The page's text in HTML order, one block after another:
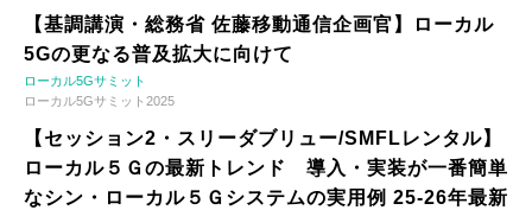
【基調講演・総務省 佐藤移動通信企画官】ローカル
5Gの更なる普及拡大に向けて
ローカル5Gサミット
ローカル5Gサミット2025
【セッション2・スリーダブリュー/SMFLレンタル】
ローカル５Ｇの最新トレンド 導入・実装が一番簡単
なシン・ローカル５Ｇシステムの実用例 25-26年最新